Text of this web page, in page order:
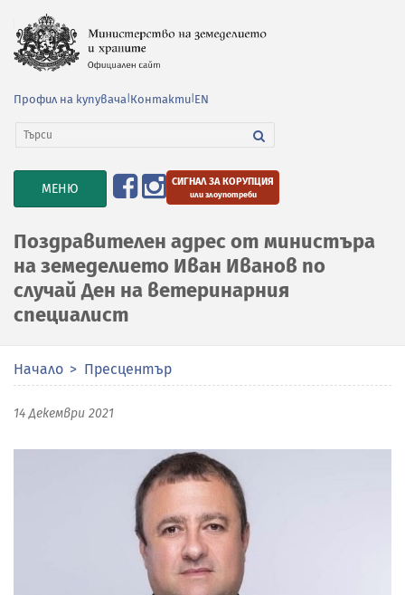
Профил на купувача Контакти EN
TOGGLE
NAVIGATION
МЕНЮ СИГНАЛ ЗА КОРУПЦИЯ
или злоупотреби
Поздравителен адрес от министъра
на земеделието Иван Иванов по
случай Ден на ветеринарния
специалист
Начало Пресцентър
14 Декември 2021